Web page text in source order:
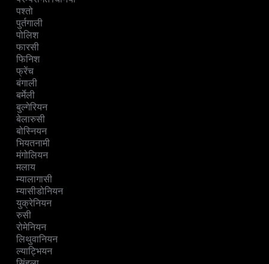
पश्तो
पुर्तगाली
पोलिश
फारसी
फिनिश
फ्रेंच
बंगाली
बर्मेली
बुल्गेरियन
बेलारुसी
बोस्नियन
भियतनामी
मंगोलियन
मलाय
म्यालागासी
म्यासीडोनियन
युक्रेनियन
रुसी
रोमेनियन
लिथुवानियन
ल्याट्भियन